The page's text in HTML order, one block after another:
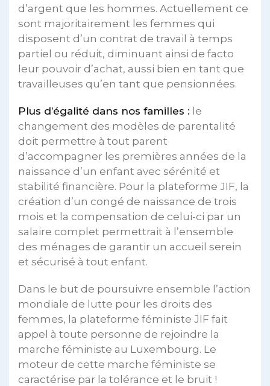
d’argent que les hommes. Actuellement ce
sont majoritairement les femmes qui
disposent d’un contrat de travail à temps
partiel ou réduit, diminuant ainsi de facto
leur pouvoir d’achat, aussi bien en tant que
travailleuses qu’en tant que pensionnées.
Plus d’égalité dans nos familles : le
changement des modèles de parentalité
doit permettre à tout parent
d’accompagner les premières années de la
naissance d’un enfant avec sérénité et
stabilité financière. Pour la plateforme JIF, la
création d’un congé de naissance de trois
mois et la compensation de celui-ci par un
salaire complet permettrait à l’ensemble
des ménages de garantir un accueil serein
et sécurisé à tout enfant.
Dans le but de poursuivre ensemble l’action
mondiale de lutte pour les droits des
femmes, la plateforme féministe JIF fait
appel à toute personne de rejoindre la
marche féministe au Luxembourg. Le
moteur de cette marche féministe se
caractérise par la tolérance et le bruit !